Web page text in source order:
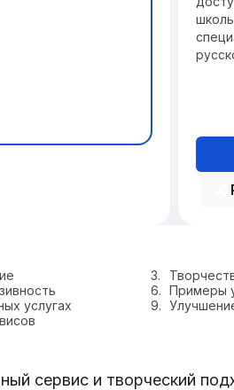
Примеры
услугах
сервис и творческий